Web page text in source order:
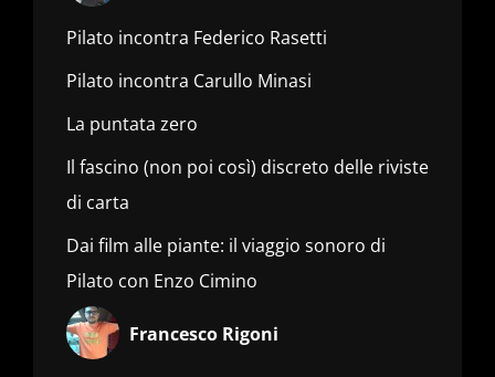
Pilato incontra Federico Rasetti
Pilato incontra Carullo Minasi
La puntata zero
Il fascino (non poi così) discreto delle riviste
di carta
Dai film alle piante: il viaggio sonoro di
Pilato con Enzo Cimino
Francesco Rigoni